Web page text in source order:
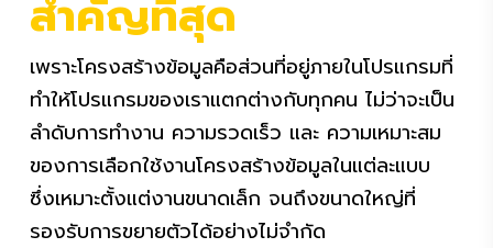
สำคัญที่สุด
เพราะโครงสร้างข้อมูลคือส่วนที่อยู่ภายในโปรแกรมที่
ทำให้โปรแกรมของเราแตกต่างกับทุกคน ไม่ว่าจะเป็น
ลำดับการทำงาน ความรวดเร็ว และ ความเหมาะสม
ของการเลือกใช้งานโครงสร้างข้อมูลในแต่ละแบบ
ซึ่งเหมาะตั้งแต่งานขนาดเล็ก จนถึงขนาดใหญ่ที่
รองรับการขยายตัวได้อย่างไม่จำกัด